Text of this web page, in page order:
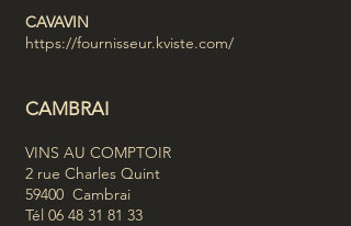
CAVAVIN
https://fournisseur.kviste.com/
CAMBRAI
VINS AU COMPTOIR
2 rue Charles Quint
59400 Cambrai
Tél 06 48 31 81 33